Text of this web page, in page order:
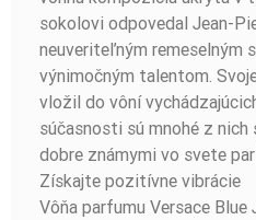
sokolovi odpovedal Jean-
neuveriteľným remeselným
výnimočným talentom.
vložil do vôní
súčasnosti sú mnohé z
dobre známymi vo svete
Získajte pozitívne vibrácie
Vôňa parfumu Versace Blue